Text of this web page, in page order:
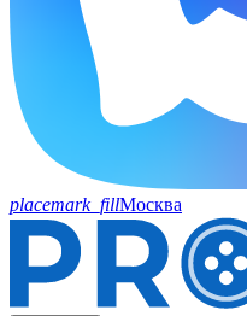
placemark_fillМосква